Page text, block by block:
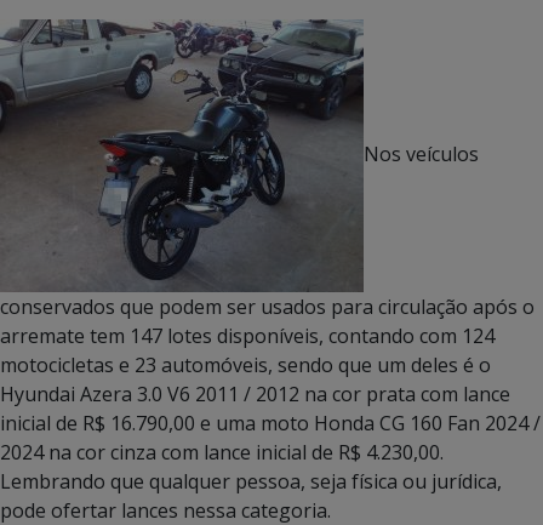
Nos veículos
conservados que podem ser usados para circulação após o
arremate tem 147 lotes disponíveis, contando com 124
motocicletas e 23 automóveis, sendo que um deles é o
Hyundai Azera 3.0 V6 2011 / 2012 na cor prata com lance
inicial de R$ 16.790,00 e uma moto Honda CG 160 Fan 2024 /
2024 na cor cinza com lance inicial de R$ 4.230,00.
Lembrando que qualquer pessoa, seja física ou jurídica,
pode ofertar lances nessa categoria.